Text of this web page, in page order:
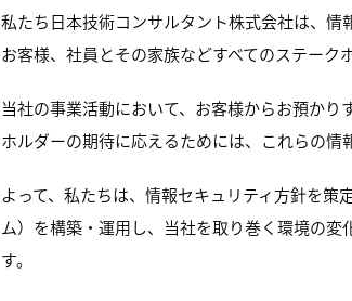
私たち日本技術コンサルタント株式会社は、情
お客様、社員とその家族などすべてのステーク
当社の事業活動において、お客様からお預か
ホルダーの期待に応えるためには、これらの情
よって、私たちは、情報セキュリティ方針を策
ム）を構築・運用し、当社を取り巻く環境の
す。